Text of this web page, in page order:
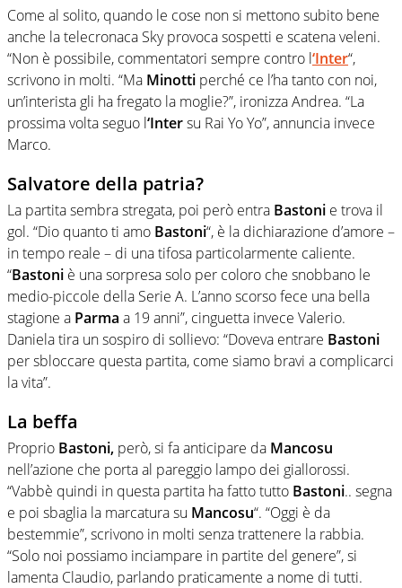
Come al solito, quando le cose non si mettono subito bene
anche la telecronaca Sky provoca sospetti e scatena veleni.
“Non è possibile, commentatori sempre contro l‘Inter“,
scrivono in molti. “Ma Minotti perché ce l’ha tanto con noi,
un’interista gli ha fregato la moglie?”, ironizza Andrea. “La
prossima volta seguo l‘Intersu Rai Yo Yo”, annuncia invece
Marco.
Salvatore della patria?
La partita sembra stregata, poi però entra Bastoni e trova il
gol. “Dio quanto ti amo Bastoni“, è la dichiarazione d’amore –
in tempo reale – di una tifosa particolarmente caliente.
“Bastoni è una sorpresa solo per coloro che snobbano le
medio-piccole della Serie A. L’anno scorso fece una bella
stagione a Parma a 19 anni”, cinguetta invece Valerio.
Daniela tira un sospiro di sollievo: “Doveva entrare Bastoni
per sbloccare questa partita, come siamo bravi a complicarci
la vita”.
La beffa
Proprio Bastoni, però, si fa anticipare da Mancosu
nell’azione che porta al pareggio lampo dei giallorossi.
“Vabbè quindi in questa partita ha fatto tutto Bastoni.. segna
e poi sbaglia la marcatura su Mancosu“. “Oggi è da
bestemmie”, scrivono in molti senza trattenere la rabbia.
“Solo noi possiamo inciampare in partite del genere”, si
lamenta Claudio, parlando praticamente a nome di tutti.